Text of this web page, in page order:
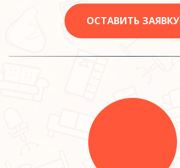
ОСТАВИТЬ ЗАЯВКУ